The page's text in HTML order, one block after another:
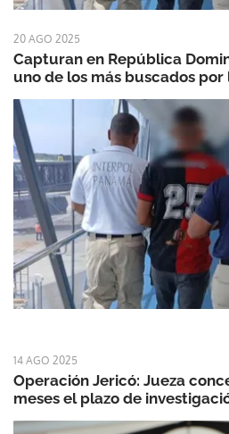
20 AGO 2025
Capturan en República
uno de los más buscados
14 AGO 2025
Operación Jericó: Jueza
meses el plazo de